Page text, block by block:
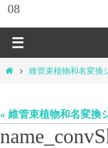
ス
プ
08
ホ
維管束植物和名変換
« 維管束植物和名変換